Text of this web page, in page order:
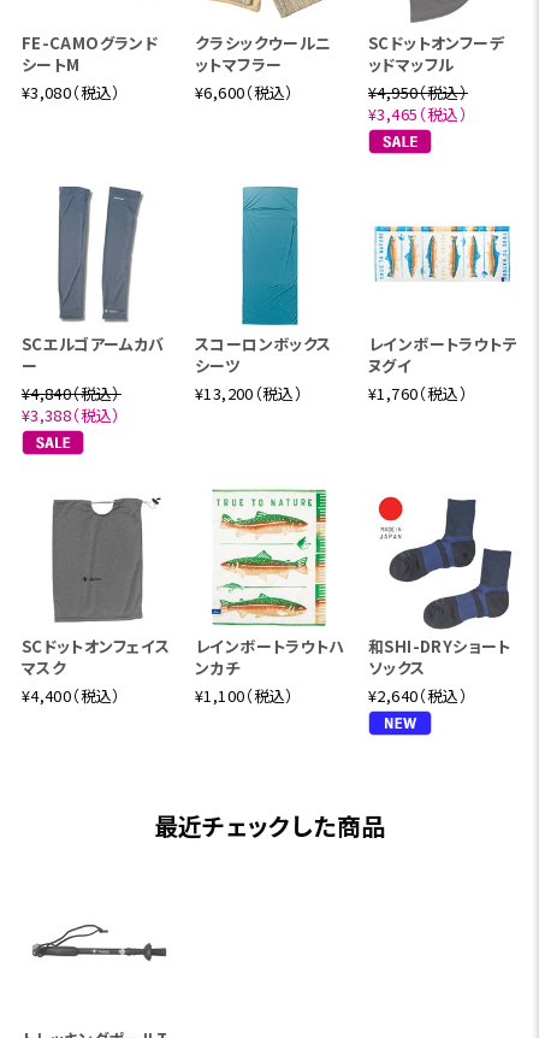
FE-CAMOグランド
シートM
¥3,080（税込）
クラシックウールニ
ットマフラー
¥6,600（税込）
SCドットオンフーデ
ッドマッフル
¥4,950（税込）
¥3,465（税込）
SCエルゴアームカバ
ー
¥4,840（税込）
¥3,388（税込）
スコーロンボックス
シーツ
¥13,200（税込）
レインボートラウトテ
ヌグイ
¥1,760（税込）
SCドットオンフェイス
マスク
¥4,400（税込）
レインボートラウトハ
ンカチ
¥1,100（税込）
和SHI-DRYショート
ソックス
¥2,640（税込）
最近チェックした商品